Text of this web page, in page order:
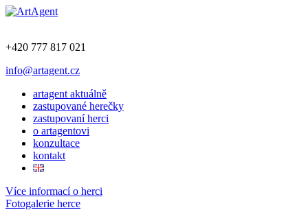
+420 777 817 021
info@artagent.cz
artagent aktuálně
zastupované herečky
zastupovaní herci
o artagentovi
konzultace
kontakt
Více informací o herci
Fotogalerie herce